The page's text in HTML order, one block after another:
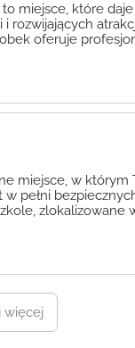
miejsce, które
rozwijających
oferuje
priorytetem
Nasz zespół
miejsce, w którym
w pełni
zlokalizowane
opiekuńczych dla
zapewnienie
[…]
więcej